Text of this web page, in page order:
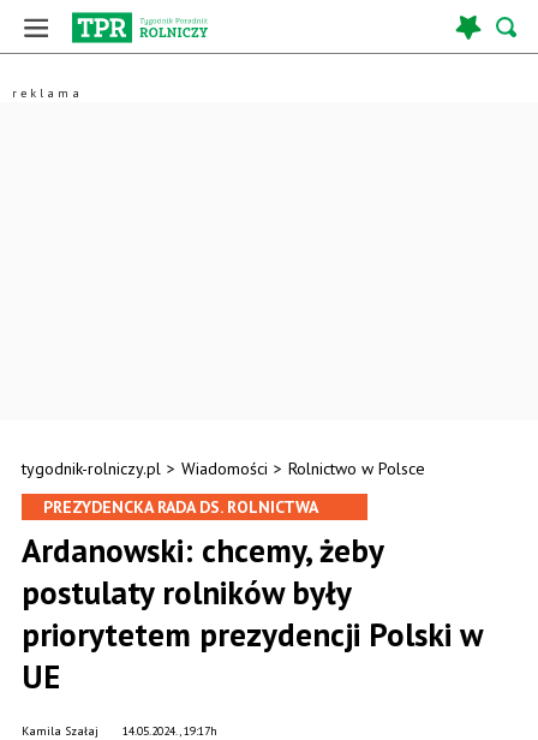
tygodnik-rolniczy.pl > Wiadomości > Rolnictwo w Polsce
PREZYDENCKA RADA DS. ROLNICTWA
Ardanowski: chcemy, żeby
postulaty rolników były
priorytetem prezydencji Polski w
UE​
14.05.2024., 19:17h
Kamila Szałaj